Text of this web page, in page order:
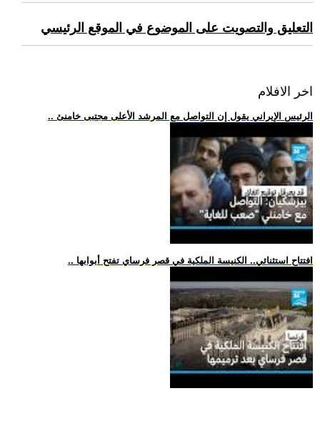
التعليق والتصويت على الموضوع في الموقع الرئيسي
اخر الافلام
.. الرئيس الإيراني يقول إن التواصل مع المرشد الأعلى مجتبى خامنئ
.. افتتاح استثنائي.. الكنيسة الملكية في قصر فرساي تفتح أبوابها